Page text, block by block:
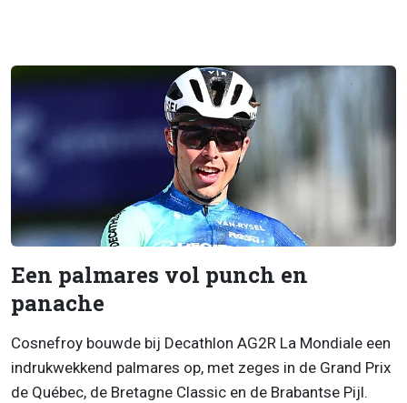
Een palmares vol punch en
panache
Cosnefroy bouwde bij Decathlon AG2R La Mondiale een
indrukwekkend palmares op, met zeges in de Grand Prix
de Québec, de Bretagne Classic en de Brabantse Pijl.